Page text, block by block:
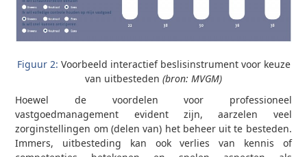
Figuur 2: Voorbeeld interactief beslisinstrument voor keuze
van uitbesteden (bron: MVGM)
Hoewel de voordelen voor professioneel
vastgoedmanagement evident zijn, aarzelen veel
zorginstellingen om (delen van) het beheer uit te besteden.
Immers, uitbesteding kan ook verlies van kennis of